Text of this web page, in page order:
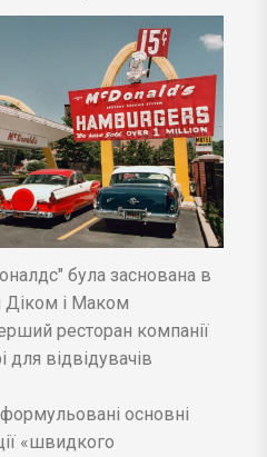
була заснована в
Діком і Маком
ресторан компанії
для відвідувачів
основні
«швидкого